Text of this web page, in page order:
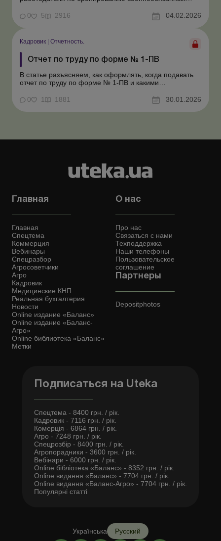
положения бронирование работников является одной
из важных задач работодателя, ведь это позволяет
предприятию работать благодаря необходимому
количеству персонала. Но ...
0 5 2916 04.02.2026
Кадровик | Отчетность.
Отчет по труду по форме № 1-ПВ
В статье разъясняем, как оформлять, когда подавать
отчет по труду по форме № 1-ПВ и какими
Учитывая что с 05.07.2025 возобновлено обязательное
представление статистической и финансовой
отчетности для всех предприятий, учреждений,
0 1 1881 30.01.2026
Главная
Главная
Спецтема
Коммерция
Вебинары
Спецразбор
Агросоветчики
Агро
Кадровик
Медицинские КНП
Реальная бухгалтерия
Новости
Online издание «Баланс»
Online издание «Баланс-
Агро»
Online библиотека «Баланс»
Метки
О нас
Про нас
Связаться с нами
Техподдержка
Наши телефоны
Пользовательское
соглашение
Партнеры
Depositphotos
Подписаться на Uteka
Спецтема - 8400 грн. / рік.
Кадровик - 7116 грн. / рік.
Комерція - 6864 грн. / рік.
Агро - 7248 грн. / рік.
Спецрозбір - 8400 грн. / рік.
Агропорадники - 3600 грн. / рік.
Вебінари - 6000 грн. / рік.
Online бібліотека «Баланс» - 8352 грн. / рік.
Online видання «Баланс» - 7704 грн. / рік.
Online видання «Баланс-Агро» - 7704 грн. / рік.
Популярні статті
Українська Русский